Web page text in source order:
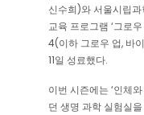
신수희)와 서울시립
교육 프로그램 ‘그로
4(이하 그로우 업, 바
11일 성료했다.
이번 시즌에는 ‘인체
던 생명 과학 실험실